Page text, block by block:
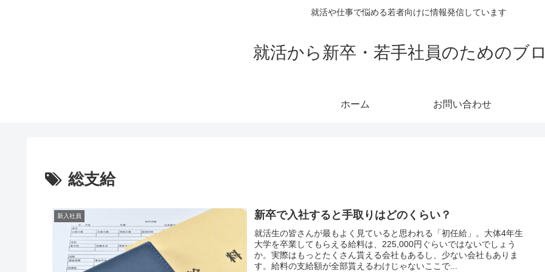
就活や仕事で悩める若者向けに情報発信しています
就活から新卒・若手社員のためのブ
ホーム お問い合わせ
総支給
新入社員 新卒で入社すると手取りはどのくらい？
就活生の皆さんが最もよく見ていると思われる「初任給」。大体4年生
大学を卒業してもらえる給料は、225,000円ぐらいではないでしょう
か。実際はもっとたくさん貰える会社もあるし、少ない会社もありま
す。給料の支給額が全部貰えるわけじゃないここで...